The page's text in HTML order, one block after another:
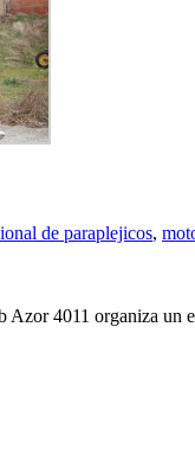
de paraplejicos,
Azor 4011 organiza un